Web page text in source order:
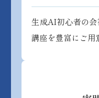
生成AI初心者の
講座を豊富にご用